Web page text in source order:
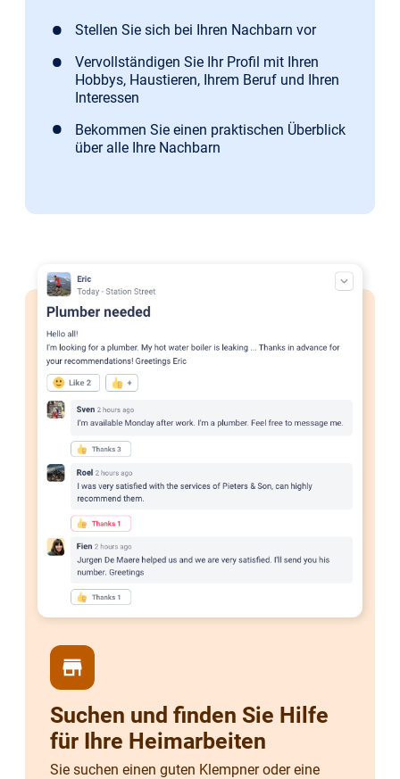
Stellen Sie sich bei Ihren Nachbarn vor
Vervollständigen Sie Ihr Profil mit Ihren
Hobbys, Haustieren, Ihrem Beruf und Ihren
Interessen
Bekommen Sie einen praktischen Überblick
über alle Ihre Nachbarn
store
Suchen und finden Sie Hilfe
für Ihre Heimarbeiten
Sie suchen einen guten Klempner oder eine